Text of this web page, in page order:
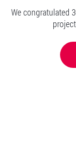
We congratulated